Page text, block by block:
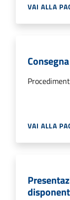
VAI ALLA
VAI ALLA